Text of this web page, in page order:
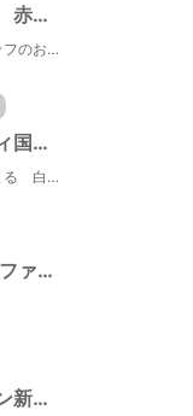
塩原温泉 赤沢温泉旅館
犬・猫スタッフのおもてニャしが魅力のひとつ♪大自然に囲まれた隠れ家的宿で癒やしの休日を。
ベイリリィ国民宿舎しらゆり荘
ペットと泊まる 白浜温泉 ベイリリィ国民宿舎しらゆり荘
猫カフェ ファミリーズ
キンプトン新宿東京